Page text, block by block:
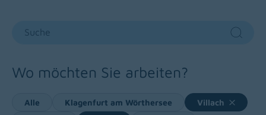
Suche
Wo möchten Sie arbeiten?
Alle Klagenfurt am Wörthersee
Villach